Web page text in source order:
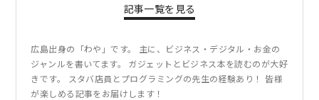
記事一覧を見る
広島出身の「わや」です。 主に、ビジネス・デジタル・お金の
ジャンルを書いてます。 ガジェットとビジネス本を読むのが大好
きです。 スタバ店員とプログラミングの先生の経験あり！ 皆様
が楽しめる記事をお届けします！